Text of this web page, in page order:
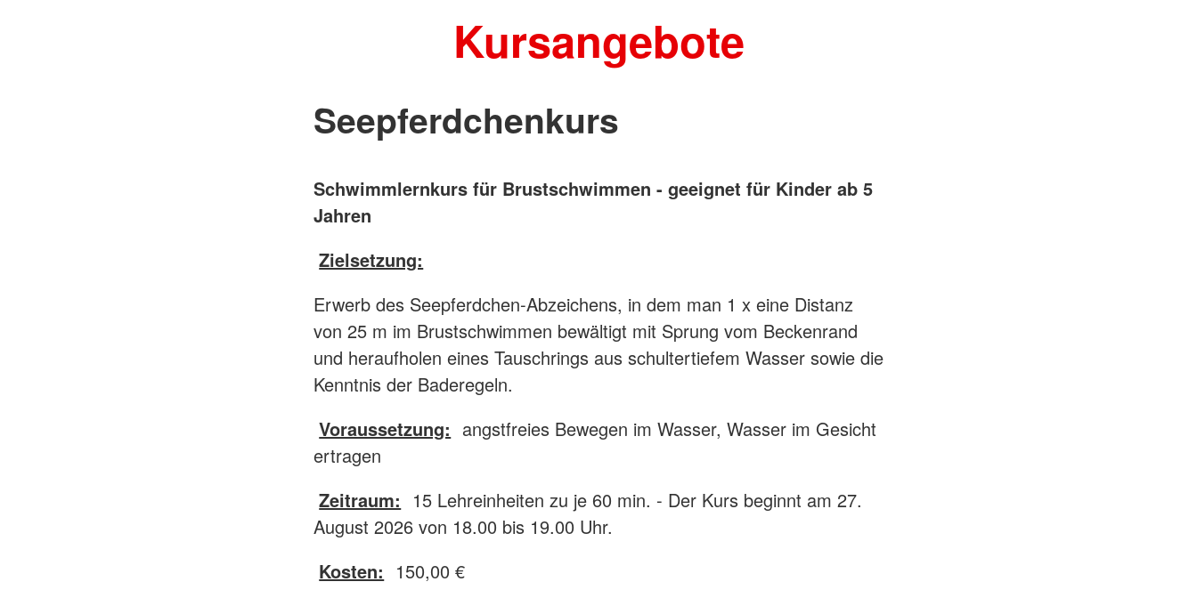
Kursangebote
Seepferdchenkurs
Schwimmlernkurs für Brustschwimmen - geeignet für Kinder ab 5
Jahren
Zielsetzung:
Erwerb des Seepferdchen-Abzeichens, in dem man 1 x eine Distanz
von 25 m im Brustschwimmen bewältigt mit Sprung vom Beckenrand
und heraufholen eines Tauschrings aus schultertiefem Wasser sowie die
Kenntnis der Baderegeln.
Voraussetzung: angstfreies Bewegen im Wasser, Wasser im Gesicht
ertragen
Zeitraum: 15 Lehreinheiten zu je 60 min. - Der Kurs beginnt am 27.
August 2026 von 18.00 bis 19.00 Uhr.
Kosten: 150,00 €